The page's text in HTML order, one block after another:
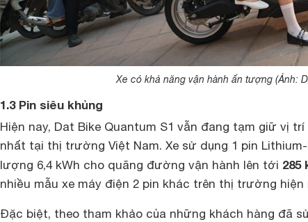
Xe có khả năng vận hành ấn tượng (Ảnh:
1.3 Pin siêu khủng
Hiện nay, Dat Bike Quantum S1 vẫn đang tạm giữ vị trí
nhất tại thị trường Việt Nam. Xe sử dụng 1 pin
lượng 6,4 kWh cho quãng đường vận hành lên tới 285
nhiều mẫu xe máy điện 2 pin khác trên thị trường hiện
Đặc biệt, theo tham khảo của những khách hàng đã